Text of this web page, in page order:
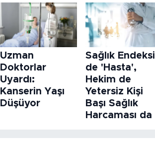
Uzman
Doktorlar
Uyardı:
Kanserin Yaşı
Düşüyor
Sağlık Endeksi
de 'Hasta',
Hekim de
Yetersiz Kişi
Başı Sağlık
Harcaması da